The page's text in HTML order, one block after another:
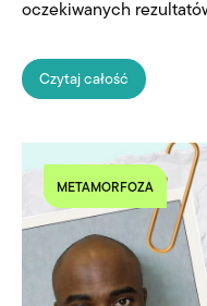
oczekiwanych
Czytaj całość
METAMORFOZA